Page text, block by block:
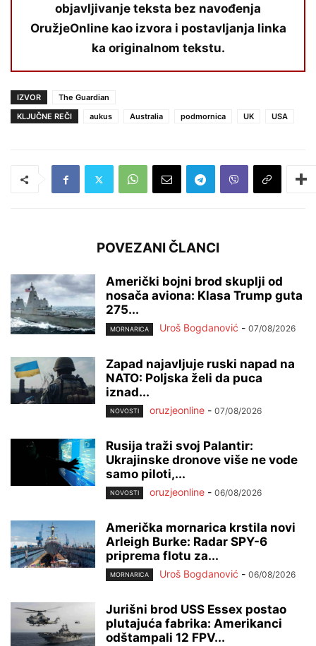
objavljivanje teksta bez navođenja
OružjeOnline kao izvora i postavljanja linka
ka originalnom tekstu.
IZVOR
The Guardian
KLJUČNE REČI
aukus Australia podmornica UK USA
POVEZANI ČLANCI
Američki bojni brod skuplji od
nosača aviona: Klasa Trump guta
275...
MORNARICA Uroš Bogdanović - 07/08/2026
Zapad najavljuje ruski napad na
NATO: Poljska želi da puca
iznad...
NOVOSTI oruzjeonline - 07/08/2026
Rusija traži svoj Palantir:
Ukrajinske dronove više ne vode
samo piloti,...
NOVOSTI oruzjeonline - 06/08/2026
Američka mornarica krstila novi
Arleigh Burke: Radar SPY-6
priprema flotu za...
MORNARICA Uroš Bogdanović - 06/08/2026
Jurišni brod USS Essex postao
plutajuća fabrika: Amerikanci
odštampali 12 FPV...